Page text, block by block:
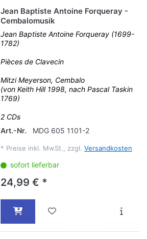
Jean Baptiste Antoine Forqueray -
Cembalomusik
Jean Baptiste Antoine Forqueray (1699-
1782)
Pièces de Clavecin
Mitzi Meyerson, Cembalo
(von Keith Hill 1998, nach Pascal Taskin
1769)
2 CDs
Art.-Nr.
MDG 605 1101-2
* Preise inkl. MwSt., zzgl. Versandkosten
sofort lieferbar
24,99 € *